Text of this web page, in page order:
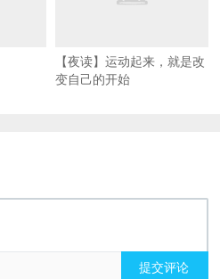
【夜读】运动起来，就是改
变自己的开始
提交评论